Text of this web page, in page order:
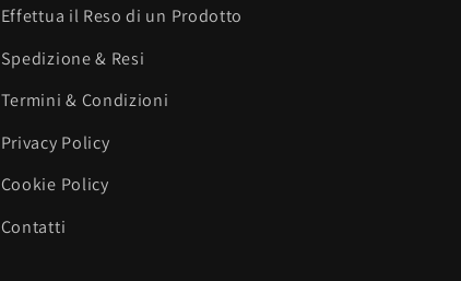
Effettua il Reso di un Prodotto
Spedizione & Resi
Termini & Condizioni
Privacy Policy
Cookie Policy
Contatti